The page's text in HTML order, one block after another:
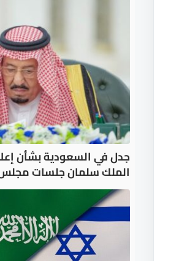
جدل في السعودية بشأن
الملك سلمان جلسات مجلس